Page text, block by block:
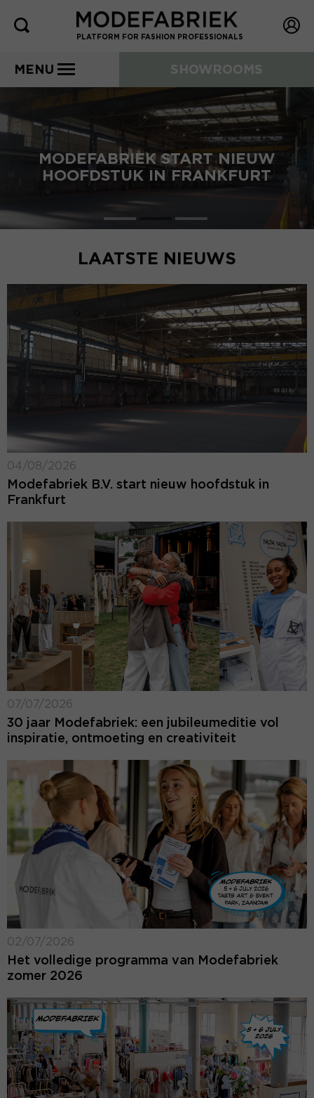
PLATFORM FOR FASHION PROFESSIONALS
MENU SHOWROOMS
MODEFABRIEK START NIEUW
HOOFDSTUK IN FRANKFURT
LAATSTE NIEUWS
04/08/2026
Modefabriek B.V. start nieuw hoofdstuk in
Frankfurt
07/07/2026
30 jaar Modefabriek: een jubileumeditie vol
inspiratie, ontmoeting en creativiteit
02/07/2026
Het volledige programma van Modefabriek
zomer 2026